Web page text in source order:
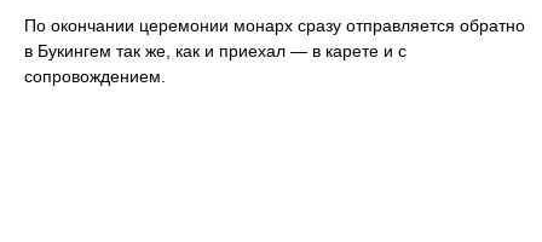
По окончании церемонии монарх сразу отправляется обратно
в Букингем так же, как и приехал — в карете и с
сопровождением.